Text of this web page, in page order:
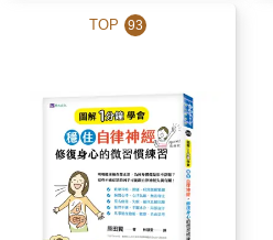
TOP 93